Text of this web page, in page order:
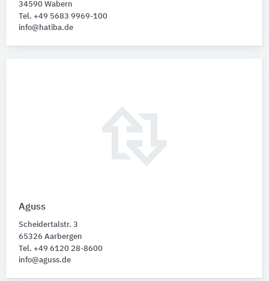
34590 Wabern
Tel. +49 5683 9969-100
info@hatiba.de
Aguss
Scheidertalstr. 3
65326 Aarbergen
Tel. +49 6120 28-8600
info@aguss.de